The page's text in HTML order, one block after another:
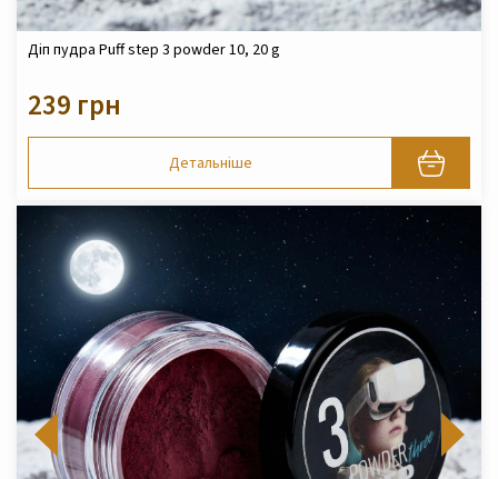
Діп пудра Puff step 3 powder 10, 20 g
239 грн
Детальніше